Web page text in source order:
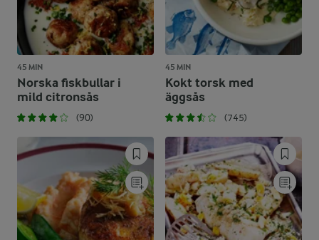
45 MIN
Norska fiskbullar i
mild citronsås
(90)
45 MIN
Kokt torsk med
äggsås
(745)